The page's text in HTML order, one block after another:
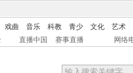
戏曲 音乐 科教 青少 文化
艺术
直播中国 赛事直播 网络